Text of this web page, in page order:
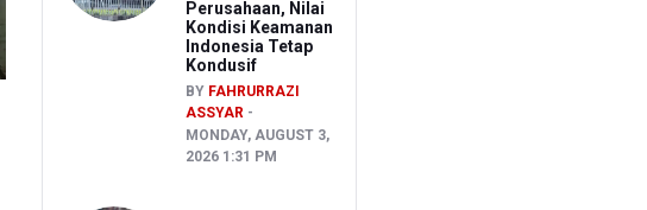
Perusahaan, Nilai
Kondisi Keamanan
Indonesia Tetap
Kondusif
BY FAHRURRAZI
ASSYAR
MONDAY, AUGUST 3,
2026 1:31 PM